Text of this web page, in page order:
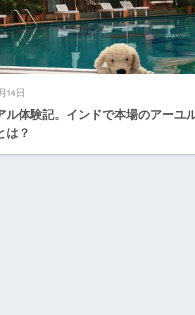
14日
ル体験記。インドで本場のアーユ
は？